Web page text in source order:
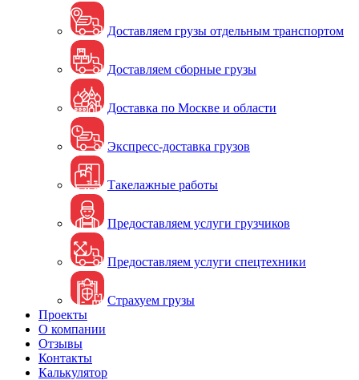
Доставляем грузы отдельным транспортом
Доставляем сборные грузы
Доставка по Москве и области
Экспресс-доставка грузов
Такелажные работы
Предоставляем услуги грузчиков
Предоставляем услуги спецтехники
Страхуем грузы
Проекты
О компании
Отзывы
Контакты
Калькулятор